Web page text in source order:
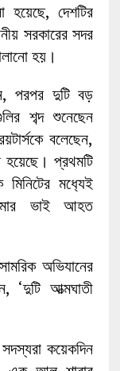
হয়েছে, দেশটির
সরকারের সদর
হয়।
পরপর দুটি বড়
শব্দ শুনেছেন
বলেছেন,
হয়েছে। প্রথমটি
মধ‌্যেই
ভাই আহত
অভিযানের
‘দুটি আত্মঘাতী
কয়েকদিন